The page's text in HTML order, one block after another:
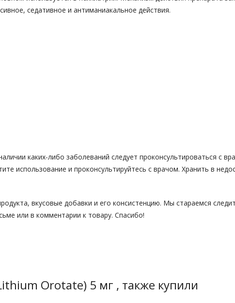
седативное и антиманиакальное действия.
каких-либо заболеваний следует проконсультироваться с
использование и проконсультируйтесь с врачом. Хранить в
вкусовые добавки и его консистенцию. Мы стараемся
или в комментарии к товару. Спасибо!
Orotate) 5 мг , также купили